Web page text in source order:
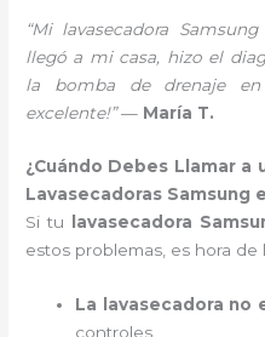
“Mi lavasecadora
llegó a mi casa, hizo el
la bomba de drenaje
excelente!”— María T.
¿Cuándo Debes Llamar a
Lavasecadoras Samsung
Si tu
lavasecadora
estos problemas, es hora de
La lavasecadora no
controles.